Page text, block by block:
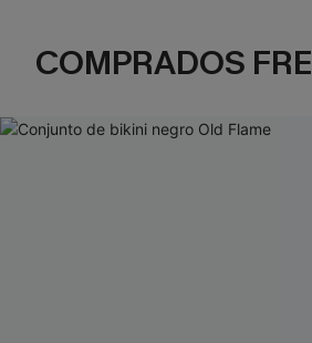
COMPRADOS